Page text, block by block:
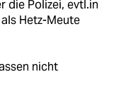
die Polizei, evtl.in
Hetz-Meute
nicht